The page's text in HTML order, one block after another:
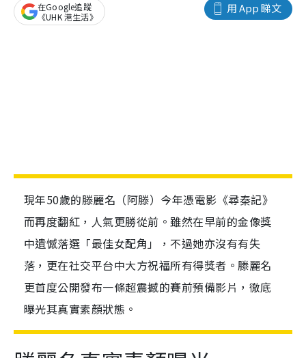
用 App 睇文
在Google追蹤
《UHK 港生活》
現年50歲的滕麗名（阿滕）今年憑電影《尋秦記》
而再度翻紅，人氣更勝從前。雖然在早前的金像獎
中遺憾落選「最佳女配角」，不過她亦沒有有失
落，更在社交平台中大方祝福所有得獎者。滕麗名
更首度公開發布一條超震撼的賽前預備影片，徹底
曝光其真實素顏狀態。